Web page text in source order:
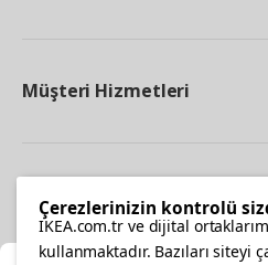
Müşteri Hizmetleri
Çerezlerinizin kontrolü
IKEA.com.tr ve dijital
kullanmaktadır. Bazıları siteyi